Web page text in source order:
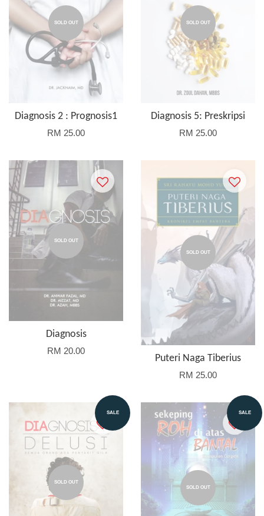
SOLD OUT
Diagnosis 2 : Prognosis1
RM 25.00
SOLD OUT
Diagnosis 5: Preskripsi
RM 25.00
SOLD OUT
Diagnosis
RM 20.00
SOLD OUT
Puteri Naga Tiberius
RM 25.00
SALE
SOLD OUT
SALE
SOLD OUT